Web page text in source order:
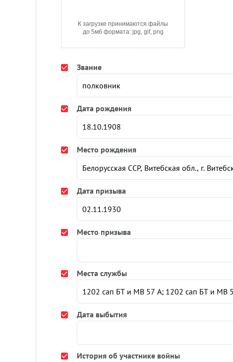
К загрузке принимаются файлы
до 5мб формата: jpg, gif, png
Звание
Дата рождения
Место рождения
Дата призыва
Место призыва
Места службы
Дата выбытия
История об участнике войны